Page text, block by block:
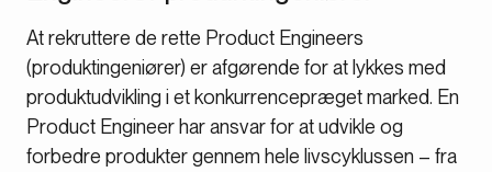
At rekruttere de rette Product Engineers
(produktingeniører) er afgørende for at lykkes med
produktudvikling i et konkurrencepræget marked. En
Product Engineer har ansvar for at udvikle og
forbedre produkter gennem hele livscyklussen – fra